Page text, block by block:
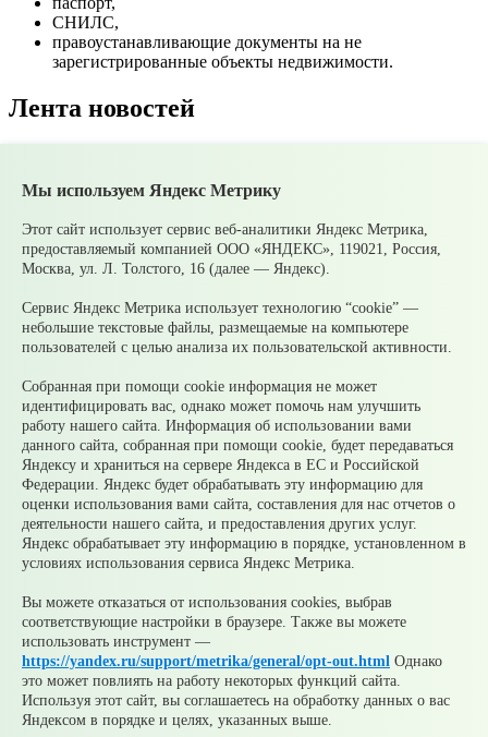
СНИЛС,
правоустанавливающие документы на не
зарегистрированные объекты недвижимости.
Лента новостей
07 августаВ Среднеуральске подвели итоги
07 августаОжидаются сильные ливни
05 августаСупруги могут получать социальные
налоговые вычеты за обучение и лечение друг друга
контролировать счета и избежать принудительного
взыскания
05 августаРассчитать налог по прогрессивной шкале
05 августаГроза приближается: как обезопасить себя и
своих близких?
Мы используем Яндекс Метрику
Этот сайт использует сервис веб-аналитики Яндекс Метрика,
предоставляемый компанией ООО «ЯНДЕКС», 119021, Россия,
Москва, ул. Л. Толстого, 16 (далее — Яндекс).
Сервис Яндекс Метрика использует технологию “cookie” —
небольшие текстовые файлы, размещаемые на компьютере
пользователей с целью анализа их пользовательской активности.
Собранная при помощи cookie информация не может
идентифицировать вас, однако может помочь нам улучшить
работу нашего сайта. Информация об использовании вами
данного сайта, собранная при помощи cookie, будет передаваться
Яндексу и храниться на сервере Яндекса в ЕС и Российской
Федерации. Яндекс будет обрабатывать эту информацию для
оценки использования вами сайта, составления для нас отчетов о
деятельности нашего сайта, и предоставления других услуг.
Яндекс обрабатывает эту информацию в порядке, установленном в
условиях использования сервиса Яндекс Метрика.
Вы можете отказаться от использования cookies, выбрав
соответствующие настройки в браузере. Также вы можете
использовать инструмент —
https://yandex.ru/support/metrika/general/opt-out.html Однако
это может повлиять на работу некоторых функций сайта.
Используя этот сайт, вы соглашаетесь на обработку данных о вас
Яндексом в порядке и целях, указанных выше.
© 2026 Официальный сайт Муниципального округа
Среднеуральск Свердловской области
Карта сайта Архив
Ваше сообщение отправлено
Приемная главы
Выбрать тему
обращения